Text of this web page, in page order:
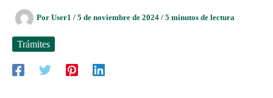
Por User1 / 5 de noviembre de 2024 / 5 minutos de lectura
Trámites